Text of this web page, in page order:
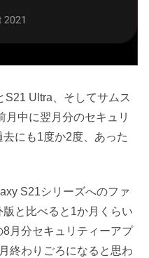
S21 Ultra、そしてサムス
月中に翌月分のセキュリ
にも1度か2度、あった
S21シリーズへのファ
と比べると1か月くらい
月分セキュリティーアプ
終わりごろになると思わ